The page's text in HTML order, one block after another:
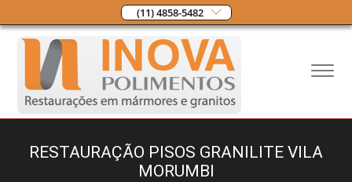
(11) 4858-5482
RESTAURAÇÃO PISOS GRANILITE VILA
MORUMBI